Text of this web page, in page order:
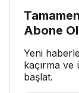
Abone
Yeni
kaçırma
başlat.